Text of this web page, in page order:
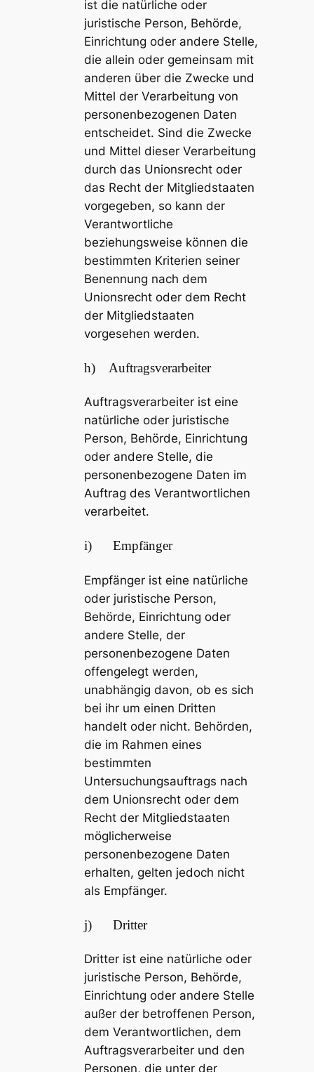
ist die natürliche oder
juristische Person, Behörde,
Einrichtung oder andere Stelle,
die allein oder gemeinsam mit
anderen über die Zwecke und
Mittel der Verarbeitung von
personenbezogenen Daten
entscheidet. Sind die Zwecke
und Mittel dieser Verarbeitung
durch das Unionsrecht oder
das Recht der Mitgliedstaaten
vorgegeben, so kann der
Verantwortliche
beziehungsweise können die
bestimmten Kriterien seiner
Benennung nach dem
Unionsrecht oder dem Recht
der Mitgliedstaaten
vorgesehen werden.
h) Auftragsverarbeiter
Auftragsverarbeiter ist eine
natürliche oder juristische
Person, Behörde, Einrichtung
oder andere Stelle, die
personenbezogene Daten im
Auftrag des Verantwortlichen
verarbeitet.
i) Empfänger
Empfänger ist eine natürliche
oder juristische Person,
Behörde, Einrichtung oder
andere Stelle, der
personenbezogene Daten
offengelegt werden,
unabhängig davon, ob es sich
bei ihr um einen Dritten
handelt oder nicht. Behörden,
die im Rahmen eines
bestimmten
Untersuchungsauftrags nach
dem Unionsrecht oder dem
Recht der Mitgliedstaaten
möglicherweise
personenbezogene Daten
erhalten, gelten jedoch nicht
als Empfänger.
j) Dritter
Dritter ist eine natürliche oder
juristische Person, Behörde,
Einrichtung oder andere Stelle
außer der betroffenen Person,
dem Verantwortlichen, dem
Auftragsverarbeiter und den
Personen, die unter der